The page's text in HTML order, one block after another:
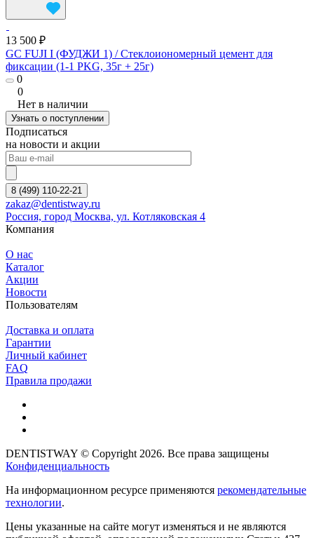
13 500 ₽
GC FUJI I (ФУДЖИ 1) / Стеклоиономерный цемент для
фиксации (1-1 PKG, 35г + 25г)
0
0
Нет в наличии
Узнать о поступлении
Подписаться
на новости и акции
8 (499) 110-22-21
zakaz@dentistway.ru
Россия, город Москва, ул. Котляковская 4
Компания
О нас
Каталог
Акции
Новости
Пользователям
Доставка и оплата
Гарантии
Личный кабинет
FAQ
Правила продажи
DENTISTWAY © Copyright 2026. Все права защищены
Конфиденциальность
На информационном ресурсе применяются рекомендательные
технологии.
Цены указанные на сайте могут изменяться и не являются